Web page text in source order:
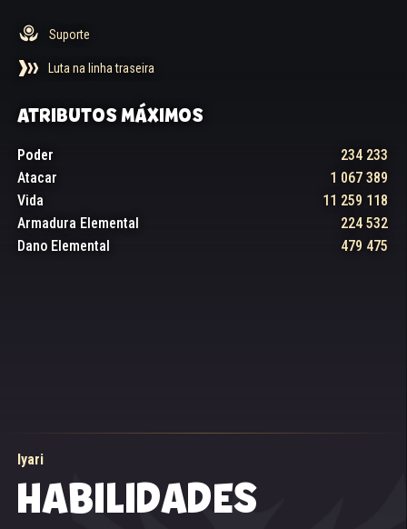
Suporte
Luta na linha traseira
ATRIBUTOS MÁXIMOS
Poder
234 233
Atacar
1 067 389
Vida
11 259 118
Armadura Elemental
224 532
Dano Elemental
479 475
Iyari
HABILIDADES